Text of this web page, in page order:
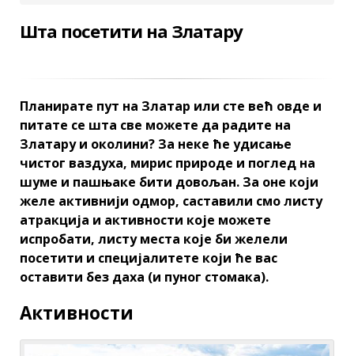
Шта посетити на Златару
Планирате пут на Златар или сте већ овде и
питате се шта све можете да радите на
Златару и околини? За неке ће удисање
чистог ваздуха, мирис природе и поглед на
шуме и пашњаке бити довољан. За оне који
желе активнији одмор, саставили смо листу
атракција и активности које можете
испробати, листу места које би желели
посетити и специјалитете који ће вас
оставити без даха (и пуног стомака).
Активности